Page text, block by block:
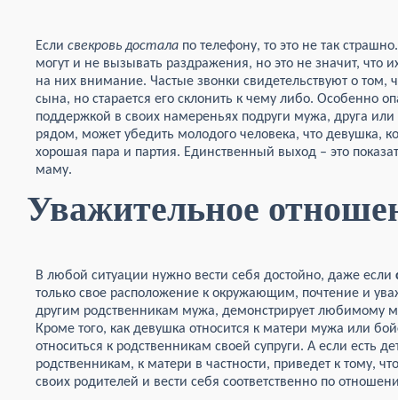
Если свекровь достала по телефону, то это не так
могут и не вызывать раздражения, но это не значит, что
на них внимание. Частые звонки свидетельствуют о том,
сына, но старается его склонить к чему либо. Особенно
поддержкой в своих намереньях подруги мужа, друга или
рядом, может убедить молодого человека, что девушка,
хорошая пара и партия. Единственный выход – это
маму.
Уважительное
В любой ситуации нужно вести себя достойно, даже если
только свое расположение к окружающим, почтение и
другим родственникам мужа, демонстрирует любимому
Кроме того, как девушка относится к матери мужа или
относиться к родственникам своей супруги. А если есть
родственникам, к матери в частности, приведет к тому,
своих родителей и вести себя соответственно по